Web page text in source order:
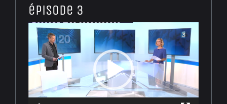
épisode 3
Lecteur
vidéo